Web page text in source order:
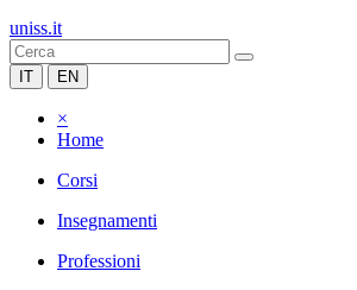
uniss.it
IT EN
×
Home
Corsi
Insegnamenti
Professioni